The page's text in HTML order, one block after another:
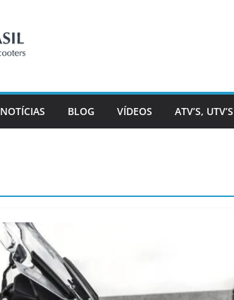
NOTÍCIAS BLOG VÍDEOS ATV’S, UTV’S